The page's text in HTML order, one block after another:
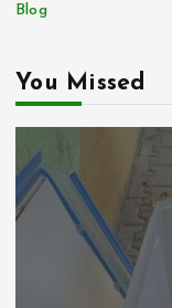
Blog
You Missed